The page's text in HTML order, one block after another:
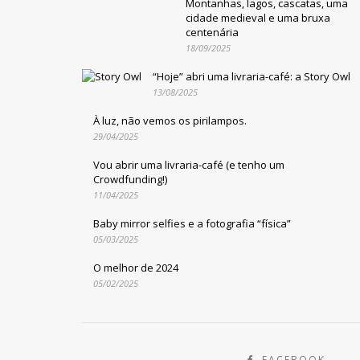
Montanhas, lagos, cascatas, uma
cidade medieval e uma bruxa
centenária
18/09/2025
“Hoje” abri uma livraria-café: a Story Owl
13/08/2025
À luz, não vemos os pirilampos.
29/04/2025
Vou abrir uma livraria-café (e tenho um
Crowdfunding!)
11/04/2025
Baby mirror selfies e a fotografia “física”
05/03/2025
O melhor de 2024
05/02/2025